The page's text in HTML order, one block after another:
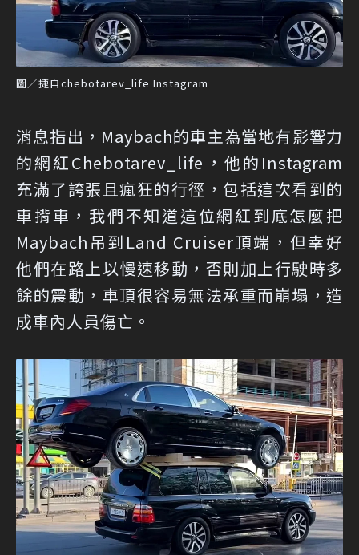
圖／捷自chebotarev_life Instagram
消息指出，Maybach的車主為當地有影響力
的網紅Chebotarev_life，他的Instagram
充滿了誇張且瘋狂的行徑，包括這次看到的
車揹車，我們不知道這位網紅到底怎麼把
Maybach吊到Land Cruiser頂端，但幸好
他們在路上以慢速移動，否則加上行駛時多
餘的震動，車頂很容易無法承重而崩塌，造
成車內人員傷亡。